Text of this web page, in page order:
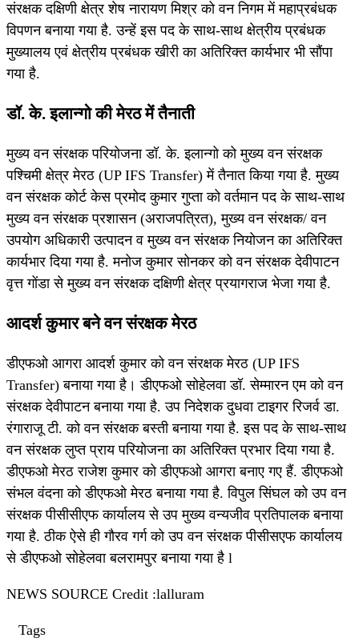
संरक्षक दक्षिणी क्षेत्र शेष नारायण मिश्र को वन निगम में महाप्रबंधक
विपणन बनाया गया है. उन्हें इस पद के साथ-साथ क्षेत्रीय प्रबंधक
मुख्यालय एवं क्षेत्रीय प्रबंधक खीरी का अतिरिक्त कार्यभार भी सौंपा
गया है.
डॉ. के. इलान्गो की मेरठ में तैनाती
मुख्य वन संरक्षक परियोजना डॉ. के. इलान्गो को मुख्य वन संरक्षक
पश्चिमी क्षेत्र मेरठ (UP IFS Transfer) में तैनात किया गया है. मुख्य
वन संरक्षक कोर्ट केस प्रमोद कुमार गुप्ता को वर्तमान पद के साथ-साथ
मुख्य वन संरक्षक प्रशासन (अराजपत्रित), मुख्य वन संरक्षक/ वन
उपयोग अधिकारी उत्पादन व मुख्य वन संरक्षक नियोजन का अतिरिक्त
कार्यभार दिया गया है. मनोज कुमार सोनकर को वन संरक्षक देवीपाटन
वृत्त गोंडा से मुख्य वन संरक्षक दक्षिणी क्षेत्र प्रयागराज भेजा गया है.
आदर्श कुमार बने वन संरक्षक मेरठ
डीएफओ आगरा आदर्श कुमार को वन संरक्षक मेरठ (UP IFS
Transfer) बनाया गया है। डीएफओ सोहेलवा डॉ. सेम्मारन एम को वन
संरक्षक देवीपाटन बनाया गया है. उप निदेशक दुधवा टाइगर रिजर्व डा.
रंगाराजू टी. को वन संरक्षक बस्ती बनाया गया है. इस पद के साथ-साथ
वन संरक्षक लुप्त प्राय परियोजना का अतिरिक्त प्रभार दिया गया है.
डीएफओ मेरठ राजेश कुमार को डीएफओ आगरा बनाए गए हैं. डीएफओ
संभल वंदना को डीएफओ मेरठ बनाया गया है. विपुल सिंघल को उप वन
संरक्षक पीसीसीएफ कार्यालय से उप मुख्य वन्यजीव प्रतिपालक बनाया
गया है. ठीक ऐसे ही गौरव गर्ग को उप वन संरक्षक पीसीसएफ कार्यालय
से डीएफओ सोहेलवा बलरामपुर बनाया गया है l
NEWS SOURCE Credit :lalluram
Tags